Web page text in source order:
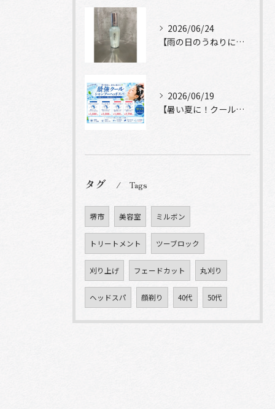
2026/06/24
【雨の日のうねりにストレートロック】
2026/06/19
【暑い夏に！クールシャンプーヘッドスパ】
タグ Tags
堺市 美容室 ミルボン
トリートメント ツーブロック
刈り上げ フェードカット 丸刈り
ヘッドスパ 顔剃り 40代 50代